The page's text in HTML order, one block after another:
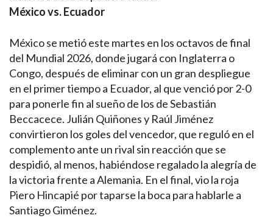
México vs. Ecuador
México se metió este martes en los octavos de final
del Mundial 2026, donde jugará con Inglaterra o
Congo, después de eliminar con un gran despliegue
en el primer tiempo a Ecuador, al que venció por 2-0
para ponerle fin al sueño de los de Sebastián
Beccacece. Julián Quiñones y Raúl Jiménez
convirtieron los goles del vencedor, que reguló en el
complemento ante un rival sin reacción que se
despidió, al menos, habiéndose regalado la alegría de
la victoria frente a Alemania. En el final, vio la roja
Piero Hincapié por taparse la boca para hablarle a
Santiago Giménez.